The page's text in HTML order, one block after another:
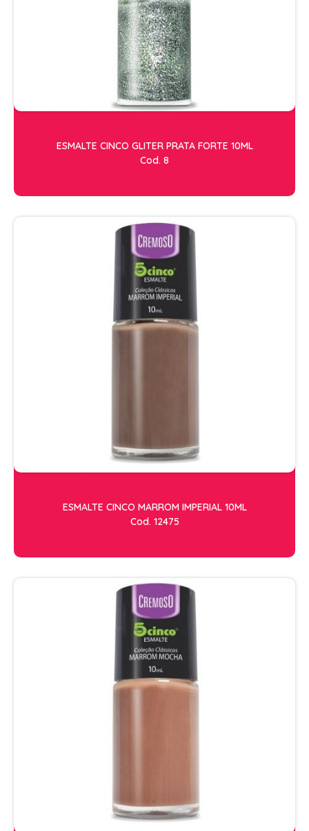
ESMALTE CINCO GLITER PRATA FORTE 10ML
Cod. 8
ESMALTE CINCO MARROM IMPERIAL 10ML
Cod. 12475